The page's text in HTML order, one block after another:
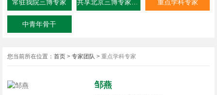
常驻我院三博专家 重点学科专家
中青年骨干
您当前所在位置： 首页 > 专家团队 > 重点学科专家
邹燕